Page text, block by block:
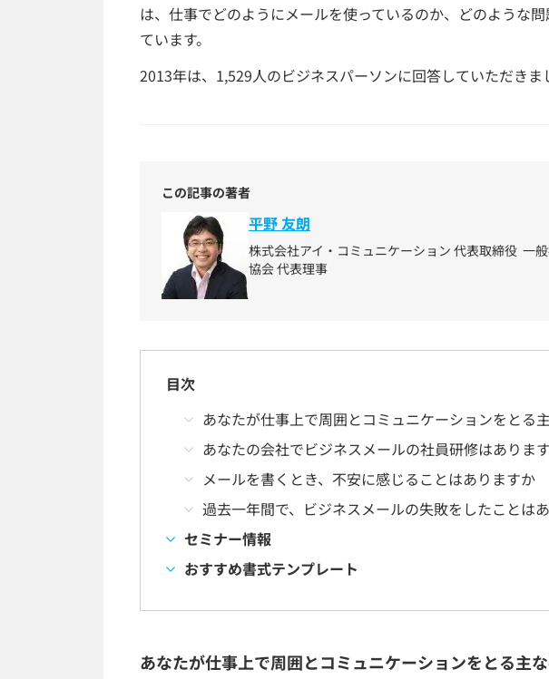
は、仕事でどのようにメールを使っているのか、どのような
ています。
2013年は、1,529人のビジネスパーソンに回答していただきま
この記事の著者
平野 友朗
株式会社アイ・コミュニケーション 代表取締役 一
協会 代表理事
目次
あなたが仕事上で周囲とコミュニケーションをとる
あなたの会社でビジネスメールの社員研修はありま
メールを書くとき、不安に感じることはありますか
過去一年間で、ビジネスメールの失敗をしたことは
セミナー情報
おすすめ書式テンプレート
あなたが仕事上で周囲とコミュニケーションをとる主